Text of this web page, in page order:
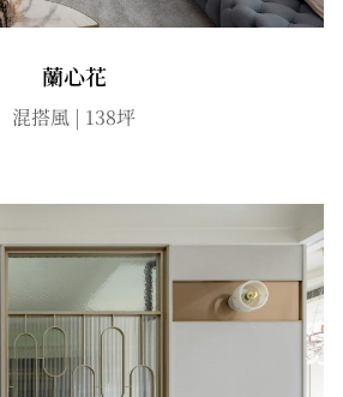
蘭心花
混搭風 | 138坪